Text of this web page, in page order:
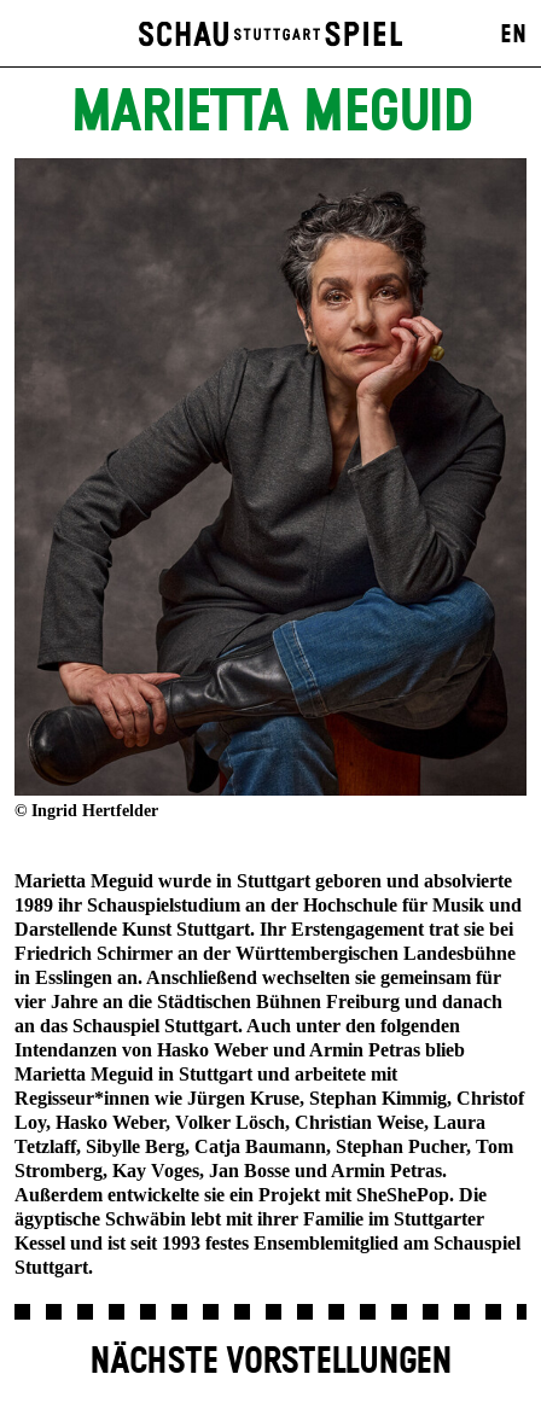
EN
MARIETTA MEGUID
© Ingrid Hertfelder
Marietta Meguid wurde in Stuttgart geboren und absolvierte
1989 ihr Schauspielstudium an der Hochschule für Musik und
Darstellende Kunst Stuttgart. Ihr Erstengagement trat sie bei
Friedrich Schirmer an der Württembergischen Landesbühne
in Esslingen an. Anschließend wechselten sie gemeinsam für
vier Jahre an die Städtischen Bühnen Freiburg und danach
an das Schauspiel Stuttgart. Auch unter den folgenden
Intendanzen von Hasko Weber und Armin Petras blieb
Marietta Meguid in Stuttgart und arbeitete mit
Regisseur*innen wie Jürgen Kruse, Stephan Kimmig, Christof
Loy, Hasko Weber, Volker Lösch, Christian Weise, Laura
Tetzlaff, Sibylle Berg, Catja Baumann, Stephan Pucher, Tom
Stromberg, Kay Voges, Jan Bosse und Armin Petras.
Außerdem entwickelte sie ein Projekt mit SheShePop. Die
ägyptische Schwäbin lebt mit ihrer Familie im Stuttgarter
Kessel und ist seit 1993 festes Ensemblemitglied am Schauspiel
Stuttgart.
NÄCHSTE VORSTELLUNGEN